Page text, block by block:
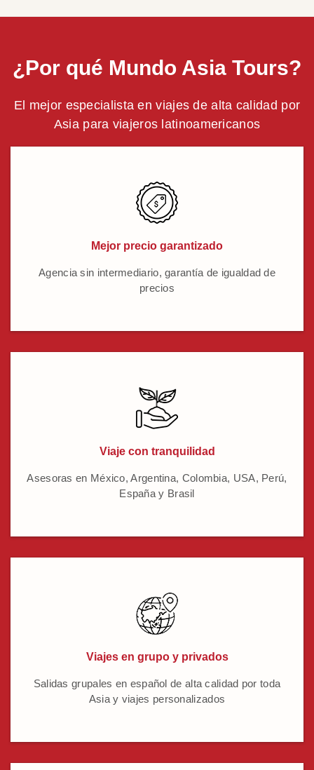
¿Por qué Mundo Asia Tours?
El mejor especialista en viajes de alta calidad por
Asia para viajeros latinoamericanos
Mejor precio garantizado
Agencia sin intermediario, garantía de igualdad de
precios
Viaje con tranquilidad
Asesoras en México, Argentina, Colombia, USA, Perú,
España y Brasil
Viajes en grupo y privados
Salidas grupales en español de alta calidad por toda
Asia y viajes personalizados